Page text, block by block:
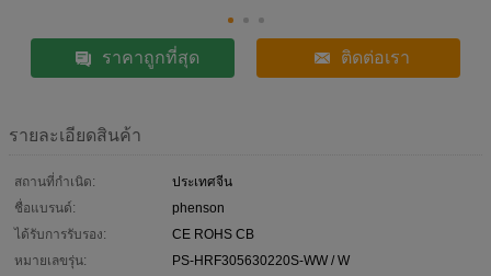
ราคาถูกที่สุด ติดต่อเรา
รายละเอียดสินค้า
สถานที่กำเนิด:
ประเทศจีน
ชื่อแบรนด์:
phenson
ได้รับการรับรอง:
CE ROHS CB
หมายเลขรุ่น:
PS-HRF305630220S-WW / W